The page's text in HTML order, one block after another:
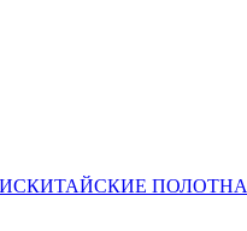
КИТАЙСКИЕ ПОЛОТНА